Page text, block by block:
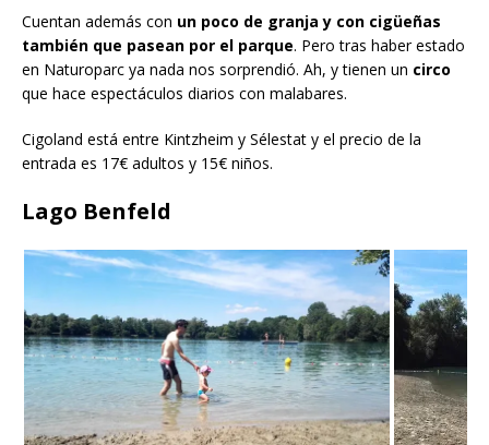
Cuentan además con un poco de granja y con cigüeñas
también que pasean por el parque. Pero tras haber estado
en Naturoparc ya nada nos sorprendió. Ah, y tienen un circo
que hace espectáculos diarios con malabares.
Cigoland está entre Kintzheim y Sélestat y el precio de la
entrada es 17€ adultos y 15€ niños.
Lago Benfeld